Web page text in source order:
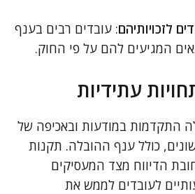
לזכויותיהם: עובדים רבים בענף
המגיעים להם על פי החוק.
עתידיות
התקדמות במודעות ובאכיפה של
כולל ענף ההובלה. תקנות
הדיווח מצד המעסיקים
לעובדים לממש את